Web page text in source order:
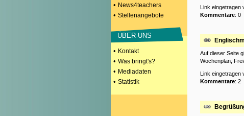
• News4teachers
• Stellenangebote
ÜBER UNS
• Kontakt
• Was bringt's?
• Mediadaten
• Statistik
Link eingetragen
Kommentare: 0
Auf dieser Seite
Wochenplan,
Link eingetragen
Kommentare: 2